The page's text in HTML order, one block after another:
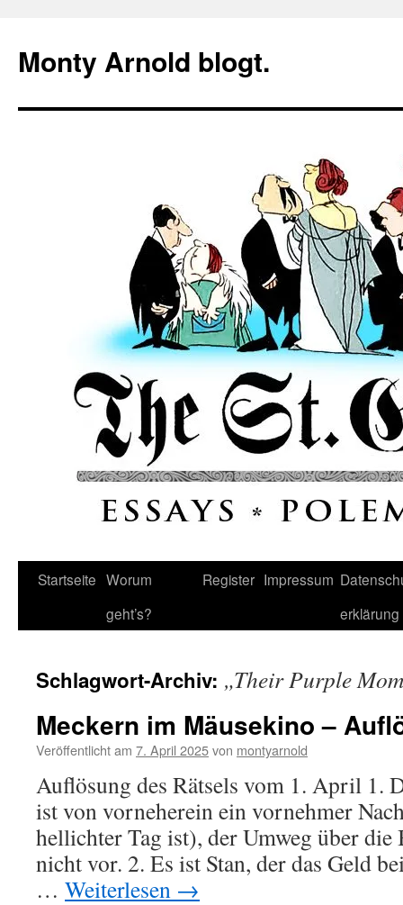
springen
Monty Arnold blogt.
Startseite Worum
geht’s?
Register Impressum
erklärung
Schlagwort-Archiv: „Their Purple
Meckern im Mäusekino –
Veröffentlicht am 7. April 2025von montyarnold
Auflösung des Rätsels vom 1. April 1.
ist von vorneherein ein vornehmer
hellichter Tag ist), der Umweg über
nicht vor. 2. Es ist Stan, der das Geld
… Weiterlesen →